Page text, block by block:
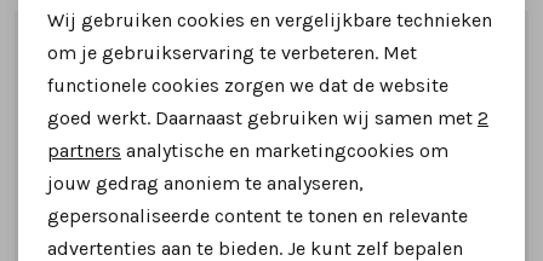
Personalisatie cookies
Analytische cookies
Marketing cookies
Wij gebruiken cookies en vergelijkbare technieken
om je gebruikservaring te verbeteren. Met
functionele cookies zorgen we dat de website
goed werkt. Daarnaast gebruiken wij samen met 2
partners analytische en marketingcookies om
jouw gedrag anoniem te analyseren,
gepersonaliseerde content te tonen en relevante
advertenties aan te bieden. Je kunt zelf bepalen